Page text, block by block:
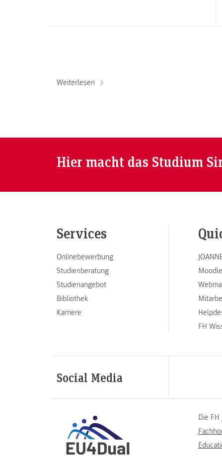
Weiterlesen
Hier macht das Studium
Services
Onlinebewerbung
Studienberatung
Studienangebot
Bibliothek
Karriere
FH
Social Media
Die